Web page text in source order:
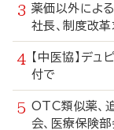
薬価以外によ
社長、制度改
【中医協】デ
付で
OTC類似薬
会、医療保険